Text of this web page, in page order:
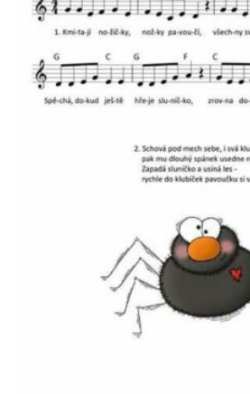
POHÁDKY NA SPOTIFY
SPONZOŘI
© 2026 eStránky.cz